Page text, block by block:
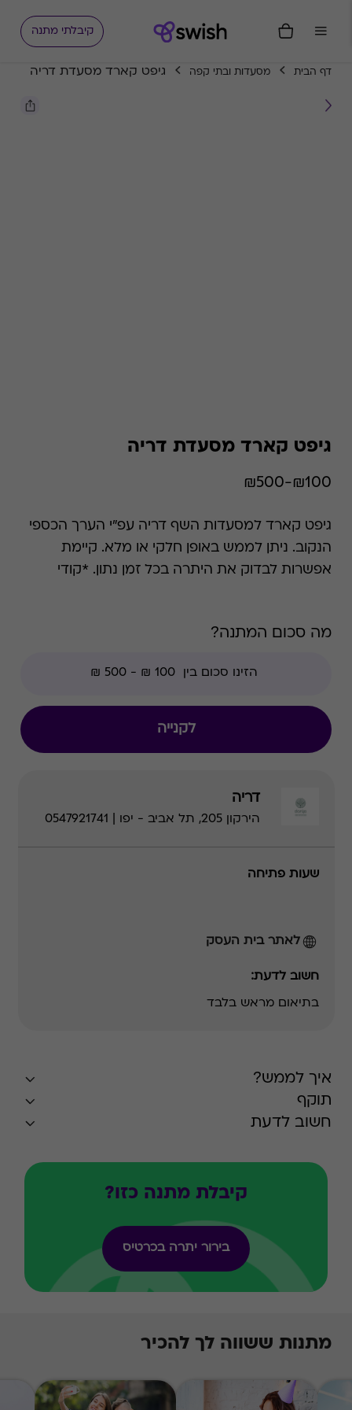
קיבלתי מתנה
דף הבית מסעדות ובתי קפה גיפט קארד מסעדת דריה
גיפט קארד מסעדת דריה
₪100-₪500
גיפט קארד למסעדות השף דריה עפ"י הערך הכספי
הנקוב. ניתן לממש באופן חלקי או מלא. קיימת
אפשרות לבדוק את היתרה בכל זמן נתון. *קודי
מה סכום המתנה?
לקנייה
דריה
הירקון 205, תל אביב - יפו | 0547921741
שעות פתיחה
לאתר בית העסק
חשוב לדעת:
בתיאום מראש בלבד
איך לממש?
תוקף
חשוב לדעת
קיבלת מתנה כזו?
בירור יתרה בכרטיס
מתנות ששווה לך להכיר